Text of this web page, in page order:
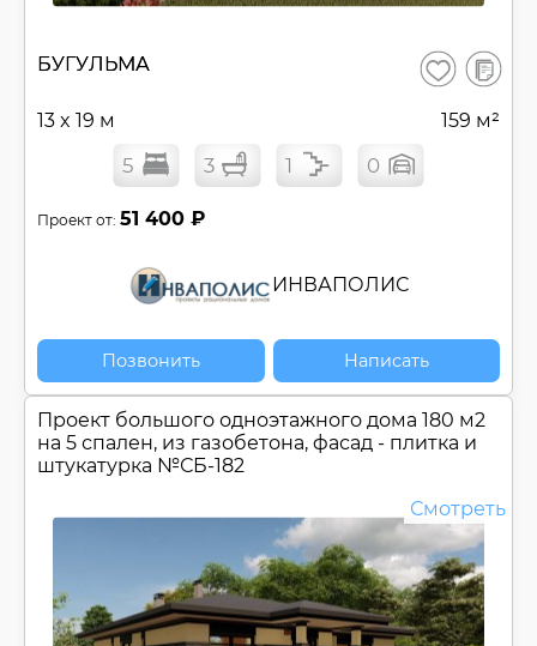
Камин
Лифт
Мастер-спальня
Открытая терраса
Панорамные окна
Плоская крыша
Солнечная палуба
Угловой (Г-обр.) проект
Цокольный этаж
Эксплуатируемая кровля
Регионы:
Спроектировано для Регионов
Строительство доступно для Регионов
Сбросить
БУГУЛЬМА Сохранить
В
13 x 19 м 159 м²
5 3 1 0
Проект от: 51 400 ₽
ИНВАПОЛИС
Позвонить Написать
Проект большого одноэтажного дома 180 м2
на 5 спален, из газобетона, фасад - плитка и
штукатурка №СБ-182
Смотреть